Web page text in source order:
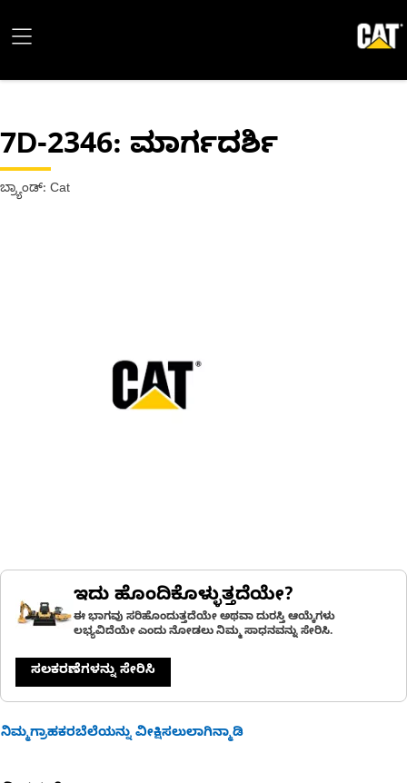
7D-2346: ಮಾರ್ಗದರ್ಶಿ
ಬ್ರ್ಯಾಂಡ್: Cat
ಇದು ಹೊಂದಿಕೊಳ್ಳುತ್ತದೆಯೇ?
ಈ ಭಾಗವು ಸರಿಹೊಂದುತ್ತದೆಯೇ ಅಥವಾ ದುರಸ್ತಿ ಆಯ್ಕೆಗಳು
ಲಭ್ಯವಿದೆಯೇ ಎಂದು ನೋಡಲು ನಿಮ್ಮ ಸಾಧನವನ್ನು ಸೇರಿಸಿ.
ಸಲಕರಣೆಗಳನ್ನು ಸೇರಿಸಿ
ನಿಮ್ಮಗ್ರಾಹಕರಬೆಲೆಯನ್ನು ವೀಕ್ಷಿಸಲುಲಾಗಿನ್ಮಾಡಿ